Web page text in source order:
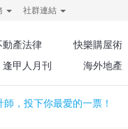
社群連結
動產法律
快樂購屋術
逢甲人月刊 海外地產
，投下你最愛的一票！